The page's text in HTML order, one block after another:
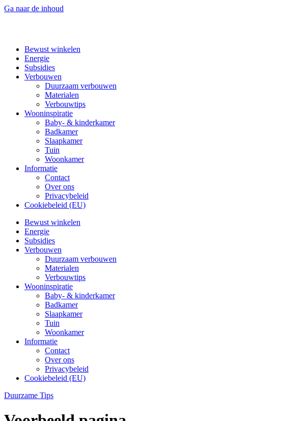
Ga naar de inhoud
Bewust winkelen
Energie
Subsidies
Verbouwen
Duurzaam verbouwen
Materialen
Verbouwtips
Wooninspiratie
Baby- & kinderkamer
Badkamer
Slaapkamer
Tuin
Woonkamer
Informatie
Contact
Over ons
Privacybeleid
Cookiebeleid (EU)
Bewust winkelen
Energie
Subsidies
Verbouwen
Duurzaam verbouwen
Materialen
Verbouwtips
Wooninspiratie
Baby- & kinderkamer
Badkamer
Slaapkamer
Tuin
Woonkamer
Informatie
Contact
Over ons
Privacybeleid
Cookiebeleid (EU)
Duurzame Tips